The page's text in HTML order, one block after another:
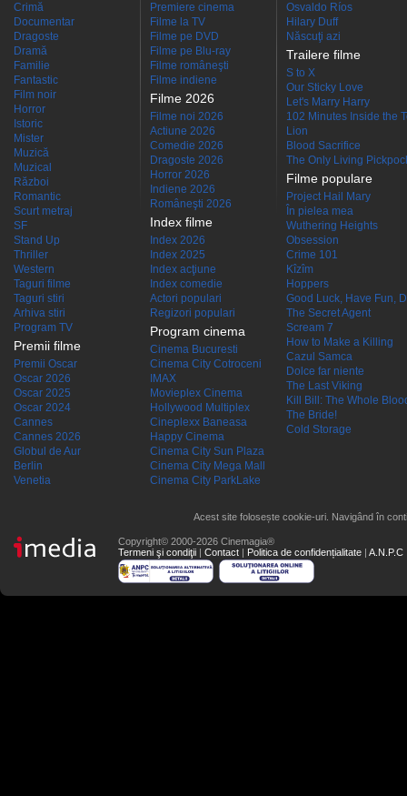
Crimă
Documentar
Dragoste
Dramă
Familie
Fantastic
Film noir
Horror
Istoric
Mister
Muzică
Muzical
Război
Romantic
Scurt metraj
SF
Stand Up
Thriller
Western
Taguri filme
Taguri stiri
Arhiva stiri
Program TV
Premii filme
Premii Oscar
Oscar 2026
Oscar 2025
Oscar 2024
Cannes
Cannes 2026
Globul de Aur
Berlin
Venetia
Premiere cinema
Filme la TV
Filme pe DVD
Filme pe Blu-ray
Filme româneşti
Filme indiene
Filme 2026
Filme noi 2026
Actiune 2026
Comedie 2026
Dragoste 2026
Horror 2026
Indiene 2026
Româneşti 2026
Index filme
Index 2026
Index 2025
Index acţiune
Index comedie
Actori populari
Regizori populari
Program cinema
Cinema Bucuresti
Cinema City Cotroceni
IMAX
Movieplex Cinema
Hollywood Multiplex
Cineplexx Baneasa
Happy Cinema
Cinema City Sun Plaza
Cinema City Mega Mall
Cinema City ParkLake
Osvaldo Ríos
Hilary Duff
Născuţi azi
Trailere filme
S to X
Our Sticky Love
Let's Marry Harry
102 Minutes Inside the
Lion
Blood Sacrifice
The Only Living
Filme populare
Project Hail Mary
În pielea mea
Wuthering Heights
Obsession
Crime 101
Kîzîm
Hoppers
Good Luck, Have Fun,
The Secret Agent
Scream 7
How to Make a Killing
Cazul Samca
Dolce far niente
The Last Viking
Kill Bill: The Whole
The Bride!
Cold Storage
Acest site folosește cookie-uri. Navigând în
Copyright© 2000-2026 Cinemagia®
Termeni şi condiţii | Contact | Politica de confidențialitate | A.N.P.C